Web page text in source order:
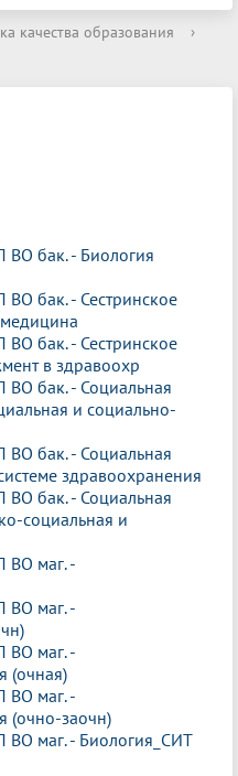
качества образования
›
ВО бак. - Биология
бак. - Сестринское
бак. - Сестринское
в здравоохр
ВО бак. - Социальная
и социально-
ВО бак. - Социальная
здравоохранения
ВО бак. - Социальная
социальная и
ВО маг. -
ВО маг. -
ВО маг. -
(очная)
ВО маг. -
(очно-заочн)
ВО маг. - Биология_СИТ